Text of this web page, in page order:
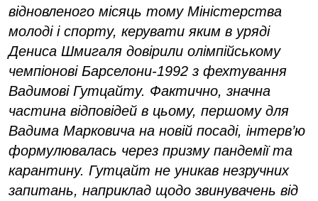
відновленого місяць тому Міністерства
молоді і спорту, керувати яким в уряді
Дениса Шмигаля довірили олімпійському
чемпіонові Барселони-1992 з фехтування
Вадимові Гутцайту. Фактично, значна
частина відповідей в цьому, першому для
Вадима Марковича на новій посаді, інтерв’ю
формулювалась через призму пандемії та
карантину. Гутцайт не уникав незручних
запитань, наприклад щодо звинувачень від